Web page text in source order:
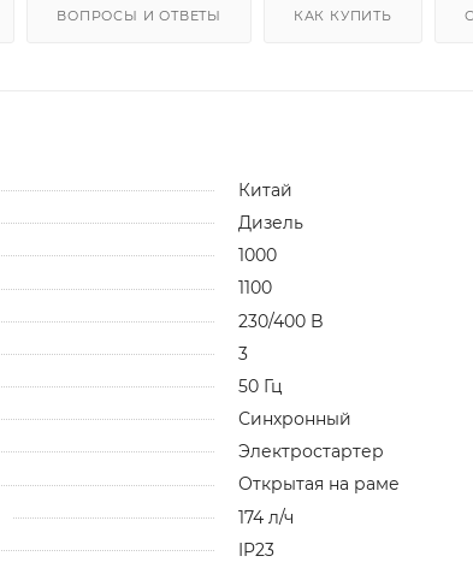
ВОПРОСЫ И ОТВЕТЫ КАК КУПИТЬ
Китай
Дизель
1000
1100
230/400 B
3
50 Гц
Синхронный
Электростартер
Открытая на раме
174 л/ч
IP23